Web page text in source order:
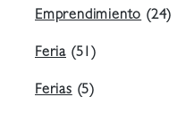
Emprendimiento(24)
Feria (51)
Ferias(5)